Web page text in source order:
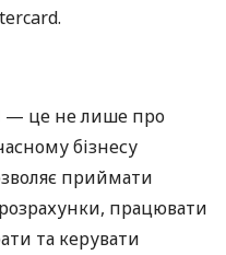
— це не лише про
бізнесу
приймати
розрахунки, працювати
та керувати